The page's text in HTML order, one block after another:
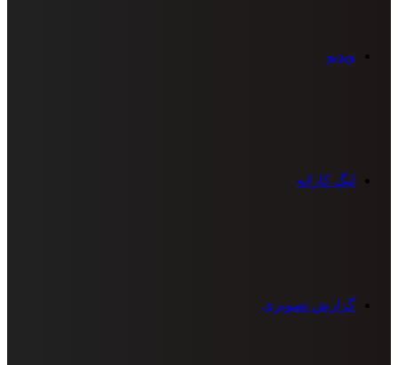
ویدیو
لیگ کاراته
گزارش تصویری